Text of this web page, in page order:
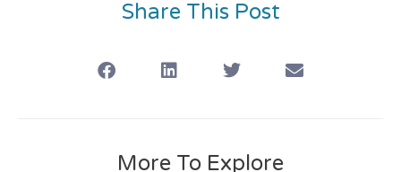
Share This Post
More To Explore